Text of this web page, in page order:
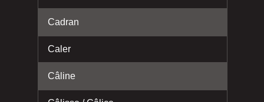
Cadran
Caler
Câline